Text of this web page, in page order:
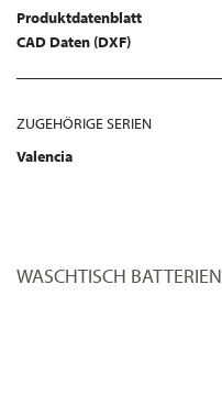
Produktdatenblatt
CAD Daten (DXF)
ZUGEHÖRIGE SERIEN
Valencia
WASCHTISCH BATTERIEN